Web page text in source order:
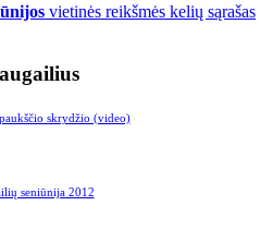
vietinės reikšmės kelių sąrašas
skrydžio (video)
seniūnija 2012